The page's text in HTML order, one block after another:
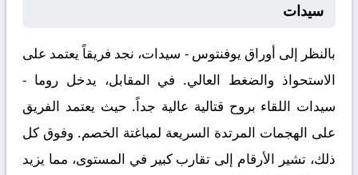
سيدات
بالنظر إلى أوراق يوفنتوس - سيدات، نجد فريقاً يعتمد على
الاستحواذ والضغط العالي. في المقابل، يدخلروما -
سيدات اللقاء بروح قتالية عالية جداً. حيث يعتمد الفريق
على الهجمات المرتدة السريعة لمباغتة الخصم. وفوق كل
ذلك، تشير الأرقام إلى تقارب كبير في المستوى، مما يزيد